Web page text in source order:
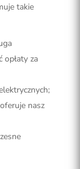
takie
za
nasz